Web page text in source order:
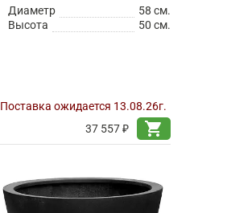
Диаметр
58 см.
Высота
50 см.
Поставка ожидается 13.08.26г.
37 557 ₽
shopping_cart